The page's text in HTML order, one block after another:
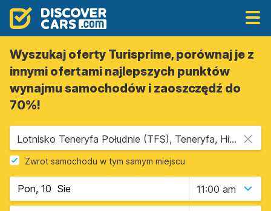
Wyszukaj oferty Turisprime, porównaj je z
innymi ofertami najlepszych punktów
wynajmu samochodów i zaoszczędź do
70%!
Lotnisko Teneryfa Południe (TFS), Teneryfa, Hiszpania - Wyspy Kanaryjskie
Zwrot samochodu w tym samym miejscu
11:00 am